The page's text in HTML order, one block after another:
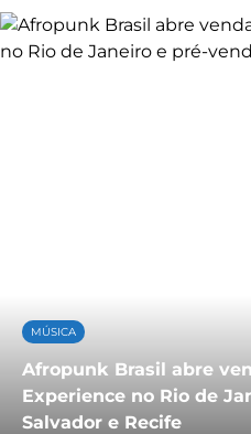
MÚSICA
Afropunk Brasil abre
Experience no Rio de
Salvador e Recife